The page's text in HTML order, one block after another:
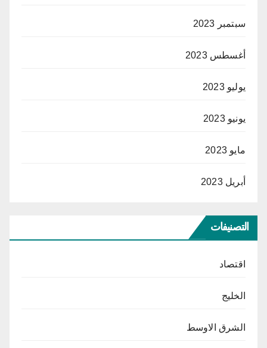
سبتمبر 2023
أغسطس 2023
يوليو 2023
يونيو 2023
مايو 2023
أبريل 2023
التصنيفات
اقتصاد
الخليج
الشرق الاوسط